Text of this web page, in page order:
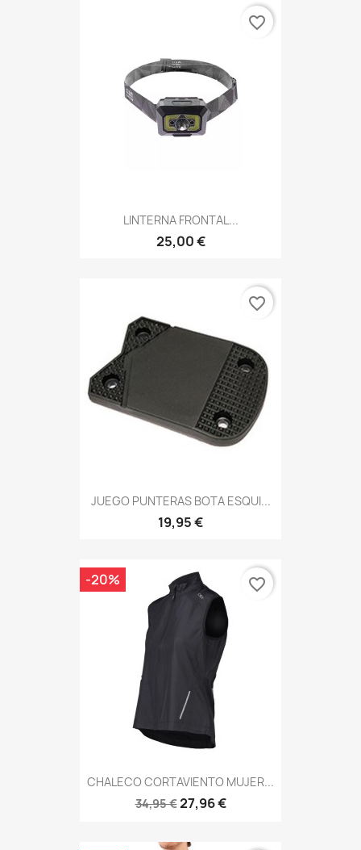
LINTERNA FRONTAL...
25,00 €
favorite_border
JUEGO PUNTERAS BOTA ESQUI...
19,95 €
favorite_border
CHALECO CORTAVIENTO MUJER...
34,95 €27,96 €
-20% favorite_border